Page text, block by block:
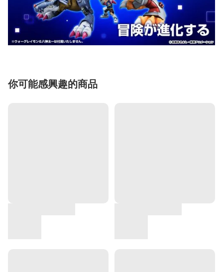
你可能感興趣的商品